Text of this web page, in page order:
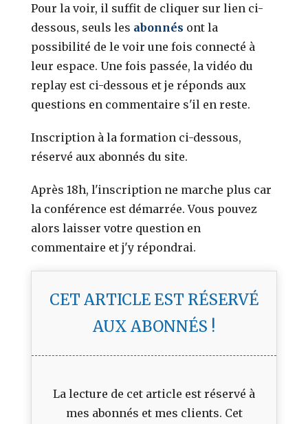
Pour la voir, il suffit de cliquer sur lien ci-
dessous, seuls les abonnés ont la
possibilité de le voir une fois connecté à
leur espace. Une fois passée, la vidéo du
replay est ci-dessous et je réponds aux
questions en commentaire s'il en reste.
Inscription à la formation ci-dessous,
réservé aux abonnés du site.
Après 18h, l'inscription ne marche plus car
la conférence est démarrée. Vous pouvez
alors laisser votre question en
commentaire et j'y répondrai.
CET ARTICLE EST RÉSERVÉ
AUX ABONNÉS !
La lecture de cet article est réservé à
mes abonnés et mes clients. Cet